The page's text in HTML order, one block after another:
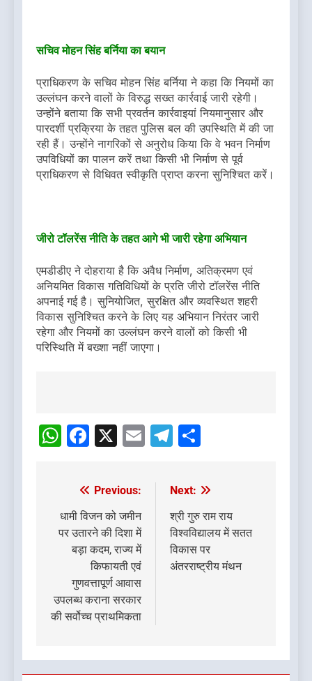
सचिव मोहन सिंह बर्निया का बयान
प्राधिकरण के सचिव मोहन सिंह बर्निया ने कहा कि नियमों का
उल्लंघन करने वालों के विरुद्ध सख्त कार्रवाई जारी रहेगी।
उन्होंने बताया कि सभी प्रवर्तन कार्रवाइयां नियमानुसार और
पारदर्शी प्रक्रिया के तहत पुलिस बल की उपस्थिति में की जा
रही हैं। उन्होंने नागरिकों से अनुरोध किया कि वे भवन निर्माण
उपविधियों का पालन करें तथा किसी भी निर्माण से पूर्व
प्राधिकरण से विधिवत स्वीकृति प्राप्त करना सुनिश्चित करें।
जीरो टॉलरेंस नीति के तहत आगे भी जारी रहेगा अभियान
एमडीडीए ने दोहराया है कि अवैध निर्माण, अतिक्रमण एवं
अनियमित विकास गतिविधियों के प्रति जीरो टॉलरेंस नीति
अपनाई गई है। सुनियोजित, सुरक्षित और व्यवस्थित शहरी
विकास सुनिश्चित करने के लिए यह अभियान निरंतर जारी
रहेगा और नियमों का उल्लंघन करने वालों को किसी भी
परिस्थिति में बख्शा नहीं जाएगा।
navigation
WhatsApp
Facebook
X EmailTelegram
Post
navigation
Previous:
धामी विजन को जमीन
पर उतारने की दिशा में
बड़ा कदम, राज्य में
किफायती एवं
गुणवत्तापूर्ण आवास
उपलब्ध कराना सरकार
की सर्वोच्च प्राथमिकता
Next:
श्री गुरु राम राय
विश्वविद्यालय में सतत
विकास पर
अंतरराष्ट्रीय मंथन